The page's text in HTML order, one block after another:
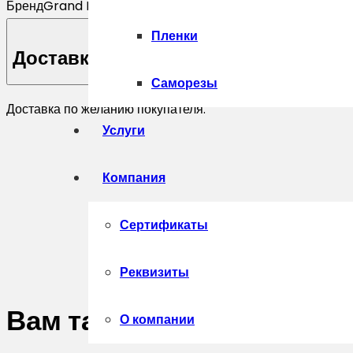
Пленки
Саморезы
Услуги
Компания
Сертификаты
Реквизиты
О компании
БрендGrand Line
Доставка
Доставка по желанию покупателя.
Вам также может